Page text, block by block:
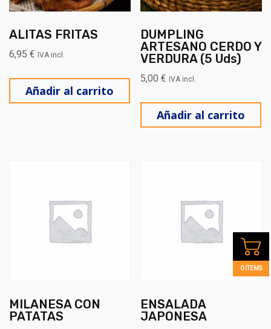
ALITAS FRITAS
6,95 € IVA incl.
Añadir al carrito
DUMPLING
ARTESANO CERDO Y
VERDURA (5 Uds)
5,00€ IVA incl.
Añadir al carrito
MILANESA CON
PATATAS
ENSALADA
JAPONESA
0 ITEMS